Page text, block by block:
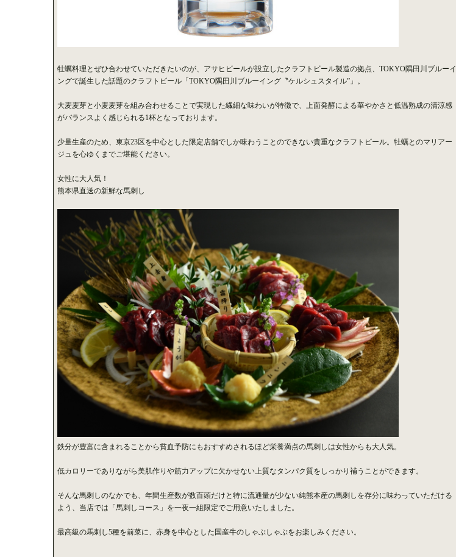
牡蠣料理とぜひ合わせていただきたいのが、アサヒビールが設立したクラフトビール製造の拠点、TOKYO隅田川ブルーイ
ングで誕生した話題のクラフトビール「TOKYO隅田川ブルーイング〝ケルシュスタイル”」。
大麦麦芽と小麦麦芽を組み合わせることで実現した繊細な味わいが特徴で、上面発酵による華やかさと低温熟成の清涼感
がバランスよく感じられる1杯となっております。
少量生産のため、東京23区を中心とした限定店舗でしか味わうことのできない貴重なクラフトビール。牡蠣とのマリアー
ジュを心ゆくまでご堪能ください。
女性に大人気！
熊本県直送の新鮮な馬刺し
鉄分が豊富に含まれることから貧血予防にもおすすめされるほど栄養満点の馬刺しは女性からも大人気。
低カロリーでありながら美肌作りや筋力アップに欠かせない上質なタンパク質をしっかり補うことができます。
そんな馬刺しのなかでも、年間生産数が数百頭だけと特に流通量が少ない純熊本産の馬刺しを存分に味わっていただける
よう、当店では「馬刺しコース」を一夜一組限定でご用意いたしました。
最高級の馬刺し5種を前菜に、赤身を中心とした国産牛のしゃぶしゃぶをお楽しみください。